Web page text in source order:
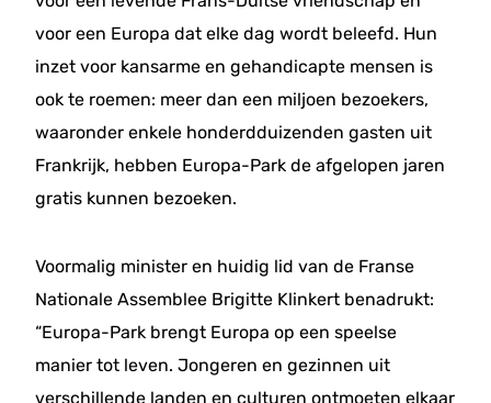
voor een Europa dat elke dag wordt beleefd. Hun
inzet voor kansarme en gehandicapte mensen is
ook te roemen: meer dan een miljoen bezoekers,
waaronder enkele honderdduizenden gasten uit
Frankrijk, hebben Europa-Park de afgelopen jaren
gratis kunnen bezoeken.
Voormalig minister en huidig lid van de Franse
Nationale Assemblee Brigitte Klinkert benadrukt:
“Europa-Park brengt Europa op een speelse
manier tot leven. Jongeren en gezinnen uit
verschillende landen en culturen ontmoeten elkaar